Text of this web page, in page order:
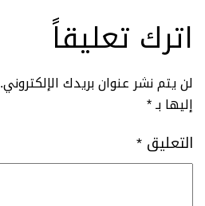
اترك تعليقاً
لن يتم نشر عنوان بريدك الإلكتروني.
إليها بـ*
التعليق *